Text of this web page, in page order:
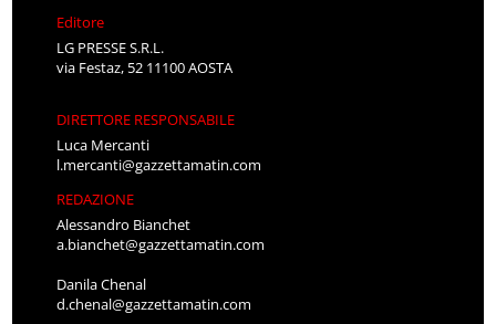
Editore
LG PRESSE S.R.L.
via Festaz, 52 11100 AOSTA
DIRETTORE RESPONSABILE
Luca Mercanti
l.mercanti@gazzettamatin.com
REDAZIONE
Alessandro Bianchet
a.bianchet@gazzettamatin.com
Danila Chenal
d.chenal@gazzettamatin.com